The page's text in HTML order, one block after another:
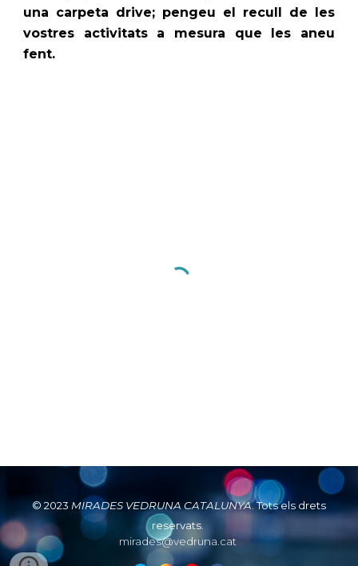
una carpeta drive; pengeu el recull de les
vostres activitats a mesura que les aneu
fent.
© 2023 MIRADES VEDRUNA CATALUNYA.Tots els drets
reservats.
mirades@vedruna.cat